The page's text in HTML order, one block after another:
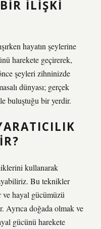
ILIŞKI
hayatın şeylerine
harekete geçirerek,
şeyleri zihninizde
dünyası; gerçek
buluştuğu bir yerdir.
kullanarak
Bu teknikler
hayal gücümüzü
Ayrıca doğada olmak ve
gücünü harekete